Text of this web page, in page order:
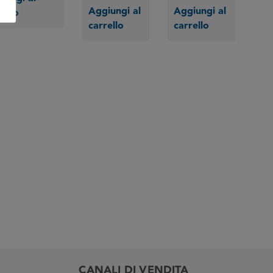
Aggiungi al
carrello
Aggiungi al
carrello